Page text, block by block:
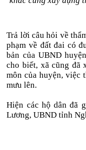
Trả lời câu hỏi về
phạm về đất đai có
bản của UBND
cho biết, xã cũng đã
môn của huyện, việc
mưu lên.
Hiện các hộ dân đã
Lương, UBND tỉnh